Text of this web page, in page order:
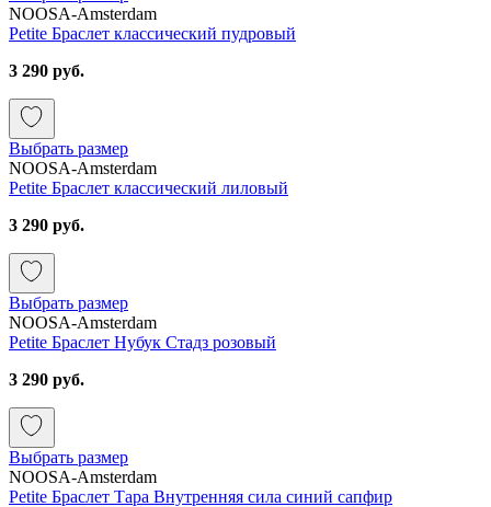
NOOSA-Amsterdam
Petite Браслет классический пудровый
3 290 руб.
Выбрать размер
NOOSA-Amsterdam
Petite Браслет классический лиловый
3 290 руб.
Выбрать размер
NOOSA-Amsterdam
Petite Браслет Нубук Стадз розовый
3 290 руб.
Выбрать размер
NOOSA-Amsterdam
Petite Браслет Тара Внутренняя сила синий сапфир